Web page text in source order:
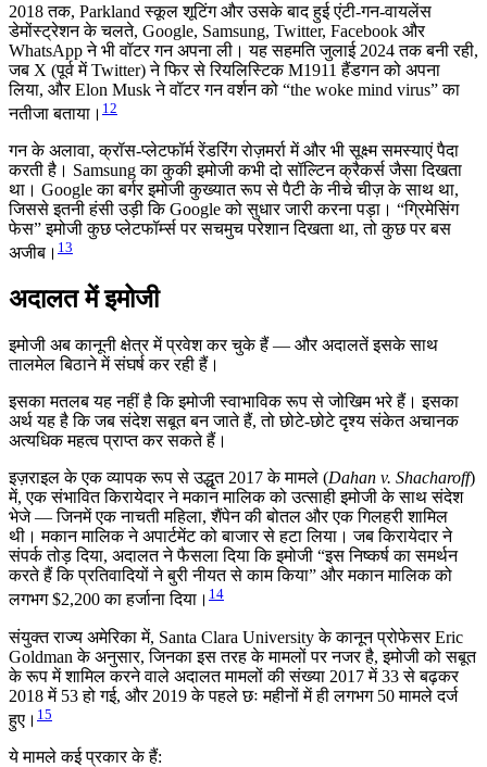
2018 तक, Parkland स्कूल शूटिंग और उसके बाद हुई एंटी-गन-वायलेंस
डेमोंस्ट्रेशन के चलते, Google, Samsung, Twitter, Facebook और
WhatsApp ने भी वॉटर गन अपना ली। यह सहमति जुलाई 2024 तक बनी रही,
जब X (पूर्व में Twitter) ने फिर से रियलिस्टिक M1911 हैंडगन को अपना
लिया, और Elon Musk ने वॉटर गन वर्शन को “the woke mind virus” का
नतीजा बताया। 12
गन के अलावा, क्रॉस-प्लेटफॉर्म रेंडरिंग रोज़मर्रा में और भी सूक्ष्म समस्याएं पैदा
करती है। Samsung का कुकी इमोजी कभी दो सॉल्टिन क्रैकर्स जैसा दिखता
था। Google का बर्गर इमोजी कुख्यात रूप से पैटी के नीचे चीज़ के साथ था,
जिससे इतनी हंसी उड़ी कि Google को सुधार जारी करना पड़ा। “ग्रिमेसिंग
फेस” इमोजी कुछ प्लेटफॉर्म्स पर सचमुच परेशान दिखता था, तो कुछ पर बस
अजीब। 13
अदालत में इमोजी
इमोजी अब कानूनी क्षेत्र में प्रवेश कर चुके हैं — और अदालतें इसके साथ
तालमेल बिठाने में संघर्ष कर रही हैं।
इसका मतलब यह नहीं है कि इमोजी स्वाभाविक रूप से जोखिम भरे हैं। इसका
अर्थ यह है कि जब संदेश सबूत बन जाते हैं, तो छोटे-छोटे दृश्य संकेत अचानक
अत्यधिक महत्व प्राप्त कर सकते हैं।
इज़राइल के एक व्यापक रूप से उद्धृत 2017 के मामले (Dahan v. Shacharoff)
में, एक संभावित किरायेदार ने मकान मालिक को उत्साही इमोजी के साथ संदेश
भेजे — जिनमें एक नाचती महिला, शैंपेन की बोतल और एक गिलहरी शामिल
थी। मकान मालिक ने अपार्टमेंट को बाजार से हटा लिया। जब किरायेदार ने
संपर्क तोड़ दिया, अदालत ने फैसला दिया कि इमोजी “इस निष्कर्ष का समर्थन
करते हैं कि प्रतिवादियों ने बुरी नीयत से काम किया” और मकान मालिक को
लगभग $2,200 का हर्जाना दिया। 14
संयुक्त राज्य अमेरिका में, Santa Clara University के कानून प्रोफेसर Eric
Goldman के अनुसार, जिनका इस तरह के मामलों पर नजर है, इमोजी को सबूत
के रूप में शामिल करने वाले अदालत मामलों की संख्या 2017 में 33 से बढ़कर
2018 में 53 हो गई, और 2019 के पहले छः महीनों में ही लगभग 50 मामले दर्ज
हुए। 15
ये मामले कई प्रकार के हैं: